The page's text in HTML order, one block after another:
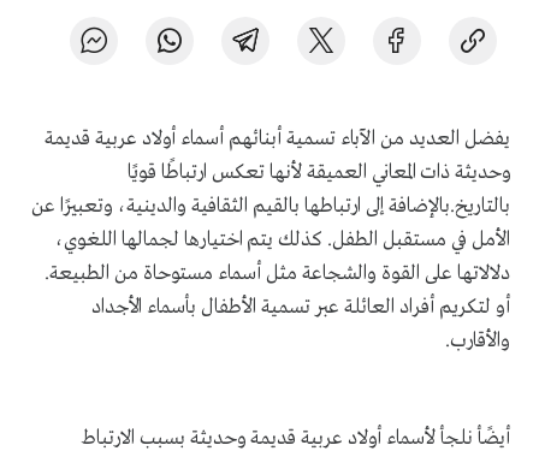
يفضل العديد من الآباء تسمية أبنائهم أسماء أولاد عربية قديمة
وحديثة ذات المعاني العميقة لأنها تعكس ارتباطًا قويًا
بالتاريخ.بالإضافة إلى ارتباطها بالقيم الثقافية والدينية، وتعبيرًا عن
الأمل في مستقبل الطفل. كذلك يتم اختيارها لجمالها اللغوي،
دلالاتها على القوة والشجاعة مثل أسماء مستوحاة من الطبيعة.
أو لتكريم أفراد العائلة عبر تسمية الأطفال بأسماء الأجداد
والأقارب.
أيضًأ نلجأ لأسماء أولاد عربية قديمة وحديثة بسبب الارتباط